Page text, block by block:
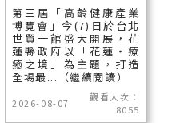
第三屆「高齡健康產業
博覽會」今(7)日於台北
世貿一館盛大開展，花
蓮縣政府以「花蓮‧療
癒之境」為主題，打造
全場最...（繼續閱讀）
2026-08-07
觀看人次：
8055